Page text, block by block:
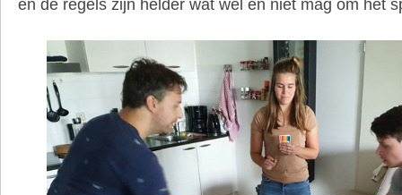
en de regels zijn helder wat wel en niet mag om het